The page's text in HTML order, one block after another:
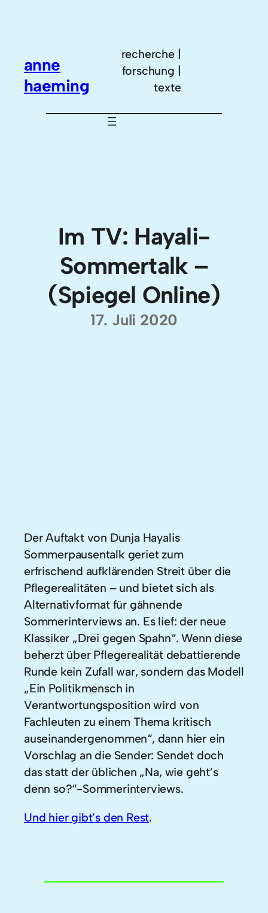
anne
haeming
recherche |
forschung |
texte
Im TV: Hayali-
Sommertalk –
(Spiegel Online)
17. Juli 2020
Der Auftakt von Dunja Hayalis
Sommerpausentalk geriet zum
erfrischend aufklärenden Streit über die
Pflegerealitäten – und bietet sich als
Alternativformat für gähnende
Sommerinterviews an. Es lief: der neue
Klassiker „Drei gegen Spahn“. Wenn diese
beherzt über Pflegerealität debattierende
Runde kein Zufall war, sondern das Modell
„Ein Politikmensch in
Verantwortungsposition wird von
Fachleuten zu einem Thema kritisch
auseinandergenommen“, dann hier ein
Vorschlag an die Sender: Sendet doch
das statt der üblichen „Na, wie geht’s
denn so?“-Sommerinterviews.
Und hier gibt’s den Rest.